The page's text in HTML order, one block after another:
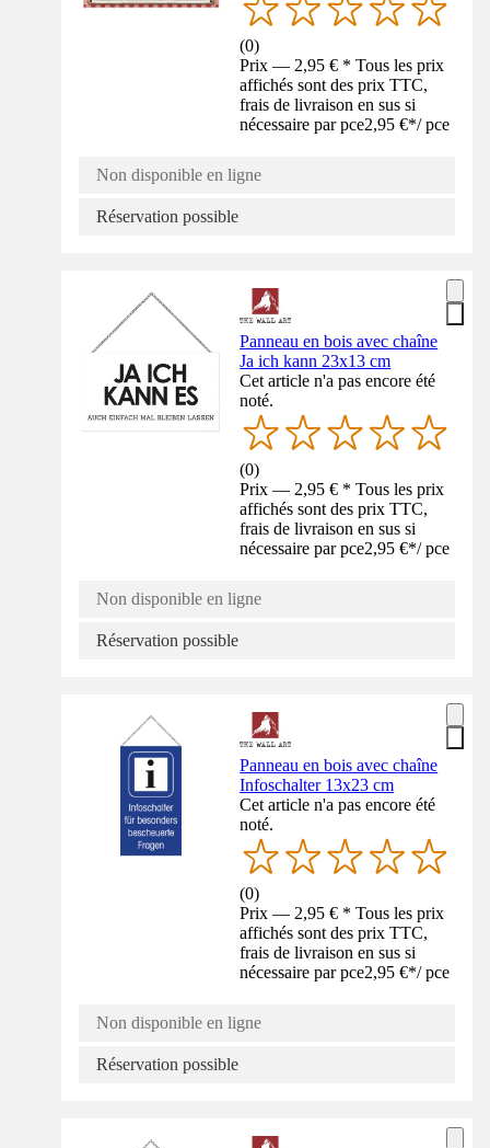
(0)
Prix — 2,95 € * Tous les prix
affichés sont des prix TTC,
frais de livraison en sus si
nécessaire par pce2,95 €*/ pce
Non disponible en ligne
Réservation possible
Panneau en bois avec chaîne
Ja ich kann 23x13 cm
Cet article n'a pas encore été
noté.
(0)
Prix — 2,95 € * Tous les prix
affichés sont des prix TTC,
frais de livraison en sus si
nécessaire par pce2,95 €*/ pce
Non disponible en ligne
Réservation possible
Panneau en bois avec chaîne
Infoschalter 13x23 cm
Cet article n'a pas encore été
noté.
(0)
Prix — 2,95 € * Tous les prix
affichés sont des prix TTC,
frais de livraison en sus si
nécessaire par pce2,95 €*/ pce
Non disponible en ligne
Réservation possible